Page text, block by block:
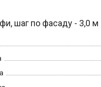
шаг по фасаду - 3,0 м